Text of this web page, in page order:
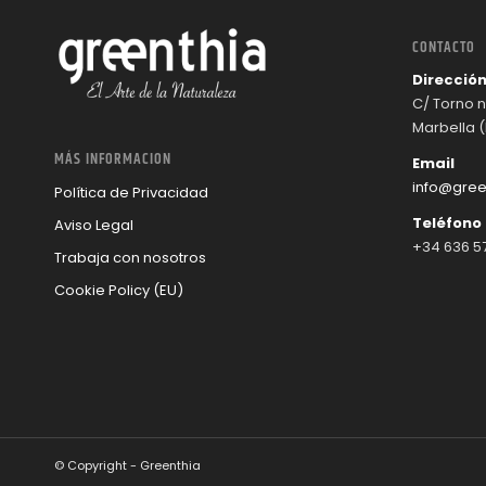
MÁS INFORMACION
Política de Privacidad
Aviso Legal
Trabaja con nosotros
Cookie Policy (EU)
CONTACTO
Dirección
C/ Torno
Marbella
Email
Teléfono
+34 636
© Copyright - Greenthia